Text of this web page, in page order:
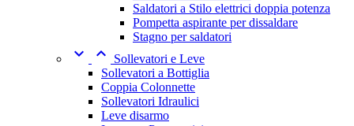
Saldatori a Stilo elettrici doppia potenza
Pompetta aspirante per dissaldare
Stagno per saldatori
 
Sollevatori e Leve
Sollevatori a Bottiglia
Coppia Colonnette
Sollevatori Idraulici
Leve disarmo